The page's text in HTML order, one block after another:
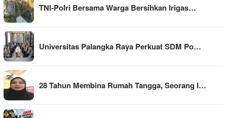
TNI-Polri Bersama Warga Bersihkan Irigas…
Universitas Palangka Raya Perkuat SDM Po…
28 Tahun Membina Rumah Tangga, Seorang I…